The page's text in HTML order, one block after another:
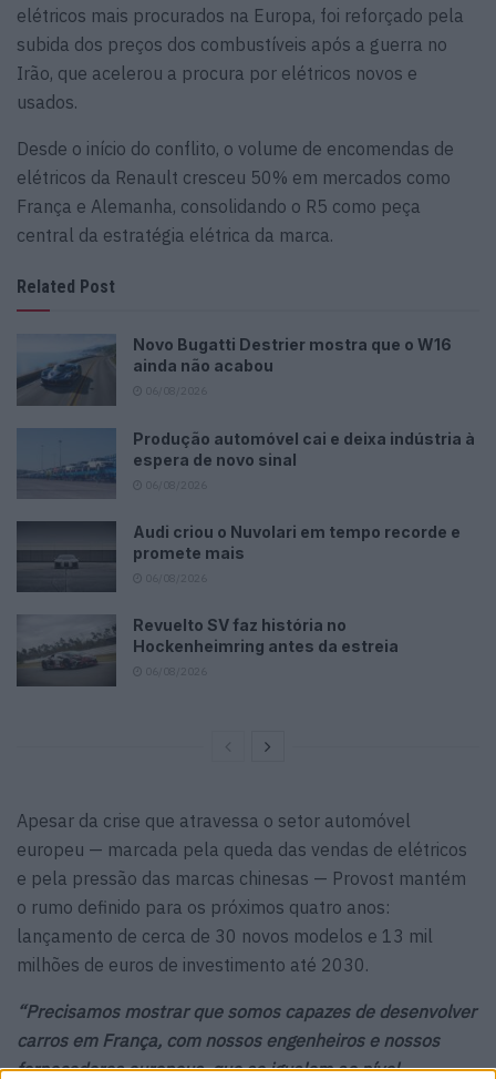
elétricos mais procurados na Europa, foi reforçado pela
subida dos preços dos combustíveis após a guerra no
Irão, que acelerou a procura por elétricos novos e
usados.
Desde o início do conflito, o volume de encomendas de
elétricos da Renault cresceu 50% em mercados como
França e Alemanha, consolidando o R5 como peça
central da estratégia elétrica da marca.
Related Post
Novo Bugatti Destrier mostra que o W16
ainda não acabou
Produção automóvel cai e deixa indústria à
espera de novo sinal
Audi criou o Nuvolari em tempo recorde e
promete mais
Revuelto SV faz história no
Hockenheimring antes da estreia
Apesar da crise que atravessa o setor automóvel
europeu — marcada pela queda das vendas de elétricos
e pela pressão das marcas chinesas — Provost mantém
o rumo definido para os próximos quatro anos:
lançamento de cerca de 30 novos modelos e 13 mil
milhões de euros de investimento até 2030.
“Precisamos mostrar que somos capazes de desenvolver
carros em França, com nossos engenheiros e nossos
fornecedores europeus, que se igualem ao nível